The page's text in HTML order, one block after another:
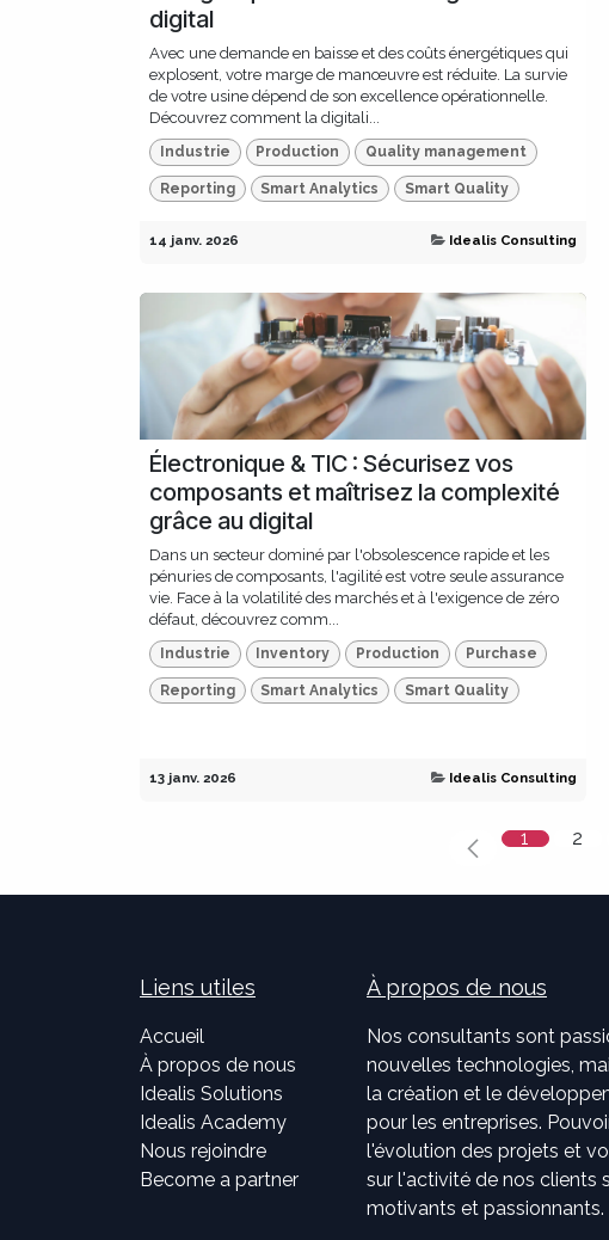
digital
Avec une demande en baisse et des coûts énergétiques qui
explosent, votre marge de manœuvre est réduite. La survie
de votre usine dépend de son excellence opérationnelle.
Découvrez comment la digitali...
Industrie Production Quality management
Reporting Smart Analytics Smart Quality
14 janv. 2026 Idealis Consulting
Électronique & TIC : Sécurisez vos
composants et maîtrisez la complexité
grâce au digital
Dans un secteur dominé par l'obsolescence rapide et les
pénuries de composants, l'agilité est votre seule assurance
vie. Face à la volatilité des marchés et à l'exigence de zéro
défaut, découvrez comm...
Industrie Inventory Production Purchase
Reporting Smart Analytics Smart Quality
13 janv. 2026 Idealis Consulting
1 2
Liens utiles
Accueil
À propos de nous
Idealis Solutions
Idealis Academy
Nous rejoindre
Become a partner
À propos de nous
Nos consultants sont
nouvelles technologies,
la création et le
pour les entreprises.
l'évolution des projets et
sur l'activité de nos clients
motivants et passionnants.